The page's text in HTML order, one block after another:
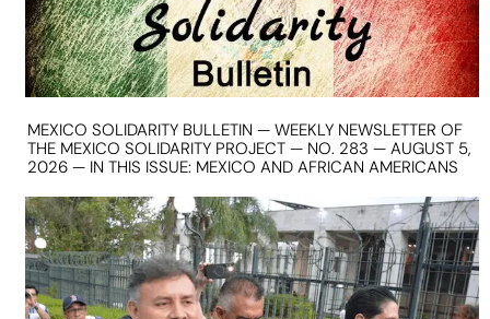
MEXICO SOLIDARITY BULLETIN — WEEKLY NEWSLETTER OF
THE MEXICO SOLIDARITY PROJECT — NO. 283 — AUGUST 5,
2026 — IN THIS ISSUE: MEXICO AND AFRICAN AMERICANS